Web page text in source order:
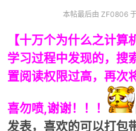
爱
本帖最后由 ZF0806
【十万个为什么之计
学习过程中发现的，搜
置阅读权限过高，再次
喜勿喷,谢谢！！！
发表，喜欢的可以打包